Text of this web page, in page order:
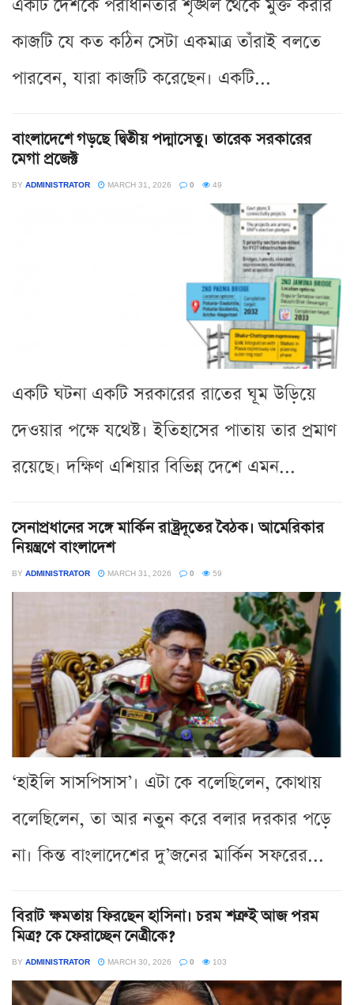
একটি দেশকে পরাধীনতার শৃঙ্খল থেকে মুক্ত করার
কাজটি যে কত কঠিন সেটা একমাত্র তাঁরাই বলতে
পারবেন, যারা কাজটি করেছেন। একটি...
বাংলাদেশে গড়ছে দ্বিতীয় পদ্মাসেতু। তারেক সরকারের
মেগা প্রজেক্ট
BY ADMINISTRATOR MARCH 31, 2026 0 49
একটি ঘটনা একটি সরকারের রাতের ঘূম উড়িয়ে
দেওয়ার পক্ষে যথেষ্ট। ইতিহাসের পাতায় তার প্রমাণ
রয়েছে। দক্ষিণ এশিয়ার বিভিন্ন দেশে এমন...
সেনাপ্রধানের সঙ্গে মার্কিন রাষ্ট্রদূতের বৈঠক। আমেরিকার
নিয়ন্ত্রণে বাংলাদেশ
BY ADMINISTRATOR MARCH 31, 2026 0 59
‘হাইলি সাসপিসাস’। এটা কে বলেছিলেন, কোথায়
বলেছিলেন, তা আর নতুন করে বলার দরকার পড়ে
না। কিন্ত বাংলাদেশের দু’জনের মার্কিন সফরের...
বিরাট ক্ষমতায় ফিরছেন হাসিনা। চরম শত্রুই আজ পরম
মিত্র? কে ফেরাচ্ছেন নেত্রীকে?
BY ADMINISTRATOR MARCH 30, 2026 0 103